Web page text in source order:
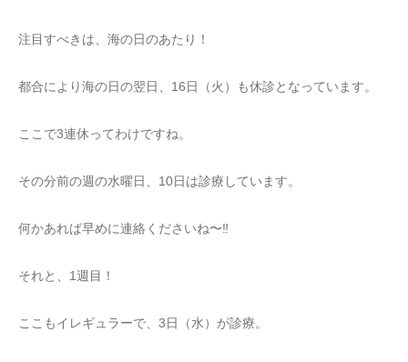
注目すべきは、海の日のあたり！
都合により海の日の翌日、16日（火）も休診となっています。
ここで3連休ってわけですね。
その分前の週の水曜日、10日は診療しています。
何かあれば早めに連絡くださいね〜‼
それと、1週目！
ここもイレギュラーで、3日（水）が診療。